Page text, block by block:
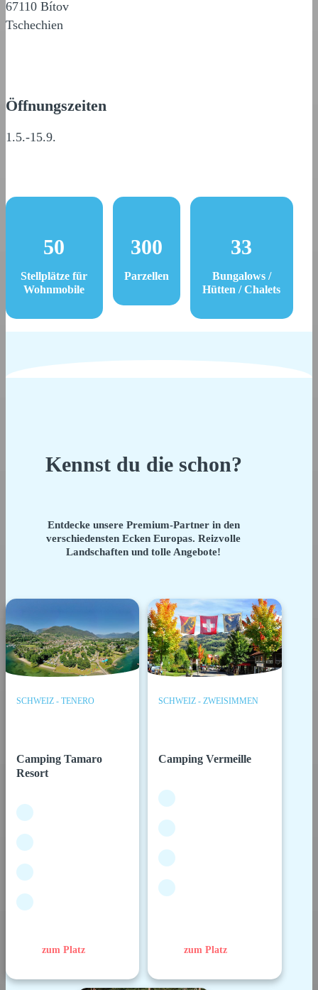
67110 Bítov
Tschechien
Öffnungszeiten
1.5.-15.9.
50
Stellplätze für
Wohnmobile
300
Parzellen
33
Bungalows /
Hütten / Chalets
Kennst du die schon?
Entdecke unsere Premium-Partner in den
verschiedensten Ecken Europas. Reizvolle
Landschaften und tolle Angebote!
SCHWEIZ - TENERO
Camping Tamaro
Resort
zum Platz
SCHWEIZ - ZWEISIMMEN
Camping Vermeille
zum Platz